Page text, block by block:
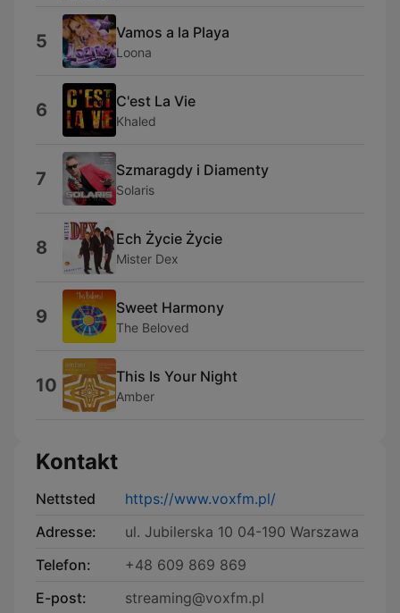
5 Vamos a la Playa
Loona
6 C'est La Vie
Khaled
7 Szmaragdy i Diamenty
Solaris
8 Ech Życie Życie
Mister Dex
9 Sweet Harmony
The Beloved
10 This Is Your Night
Amber
Kontakt
Nettsted
https://www.voxfm.pl/
Adresse:
ul. Jubilerska 10 04-190 Warszawa
Telefon:
+48 609 869 869
E-post:
streaming@voxfm.pl